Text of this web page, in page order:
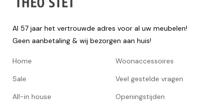
Al 57 jaar het vertrouwde adres voor al uw meubelen!
Geen aanbetaling & wij bezorgen aan huis!
Home
Sale
All-in house
Woonaccessoires
Veel gestelde vragen
Openingstijden